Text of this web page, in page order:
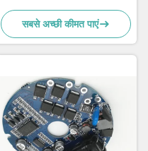
77 * 60 * 28 मिमी
सबसे अच्छी कीमत पाएं